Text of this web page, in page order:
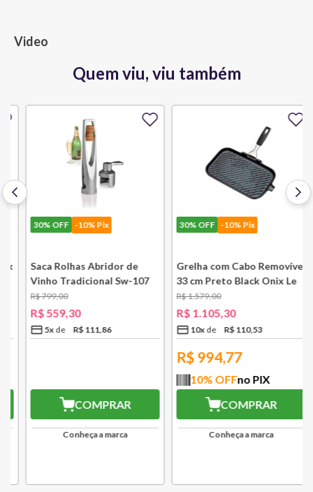
Video
Quem viu, viu também
30%OFF -10% Pix
Saca Rolhas Abridor de
Vinho Tradicional Sw-107
Ply Le Creuset
799,00
R$559,30
5x R$ 111,86
COMPRAR
Conheça a marca
30%OFF -10% Pix
Grelha com Cabo Removível
33 cm Preto Black Onix Le
Creuset
1.579,00
R$1. 105,30
10 x R$ 110,53
R$994,77
10% OFFno PIX
COMPRAR
Conheça a marca